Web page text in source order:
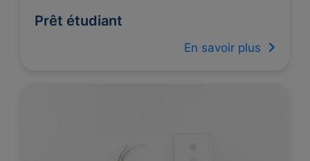
Prêt étudiant
En savoir plus